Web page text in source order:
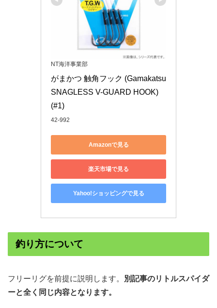
NT海洋事業部
がまかつ 触角フック (Gamakatsu
SNAGLESS V-GUARD HOOK)
(#1)
42-992
Amazonで見る
楽天市場で見る
Yahoo!ショッピングで見る
釣り方について
フリーリグを前提に説明します。
別記事のリトルスパイダ
ーと全く同じ内容となります。